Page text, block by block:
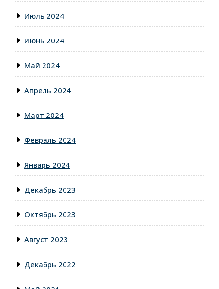
Июль 2024
Июнь 2024
Май 2024
Апрель 2024
Март 2024
Февраль 2024
Январь 2024
Декабрь 2023
Октябрь 2023
Август 2023
Декабрь 2022